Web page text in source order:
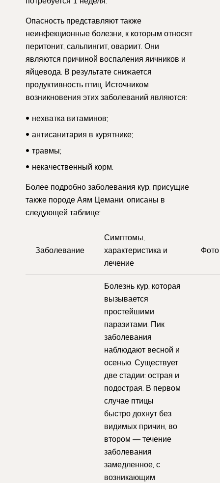
Опасность представляют также
неинфекционные болезни, к которым относят
перитонит, сальпингит, овариит. Они
являются причиной воспаления яичников и
яйцевода. В результате снижается
продуктивность птиц. Источником
возникновения этих заболеваний являются:
нехватка витаминов;
антисанитария в курятнике;
травмы;
некачественный корм.
Более подробно заболевания кур, присущие
также породе Аям Цемани, описаны в
следующей таблице:
Заболевание
Симптомы,
характеристика и
лечение
Фото
Болезнь кур, которая
вызывается
простейшими
паразитами. Пик
заболевания
наблюдают весной и
осенью. Существует
две стадии: острая и
подострая. В первом
случае птицы
быстро дохнут без
видимых причин, во
втором — течение
заболевания
замедленное, с
возникающим